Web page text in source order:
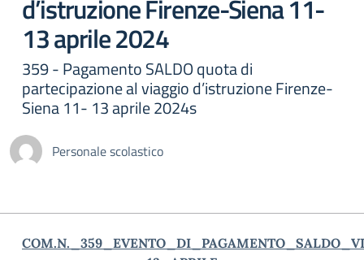
d’istruzione Firenze-Siena 11-
13 aprile 2024
359 - Pagamento SALDO quota di
partecipazione al viaggio d’istruzione Firenze-
Siena 11- 13 aprile 2024s
Personale scolastico